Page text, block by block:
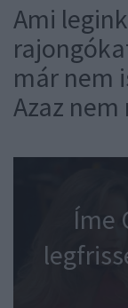
Ami
már nem
Azaz
Íme